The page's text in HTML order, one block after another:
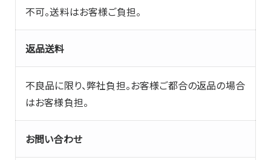
不可。送料はお客様ご負担。
返品送料
不良品に限り、弊社負担。お客様ご都合の返品の場合
はお客様負担。
お問い合わせ